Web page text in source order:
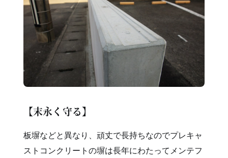
【末永く守る】
板塀などと異なり、頑丈で長持ちなのでプレキャ
ストコンクリートの塀は長年にわたってメンテフ